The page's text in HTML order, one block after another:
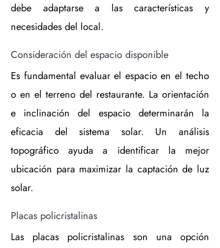
debe adaptarse a las características y
necesidades del local.
Consideración del espacio disponible
Es fundamental evaluar el espacio en el techo
o en el terreno del restaurante. La orientación
e inclinación del espacio determinarán la
eficacia del sistema solar. Un análisis
topográfico ayuda a identificar la mejor
ubicación para maximizar la captación de luz
solar.
Placas policristalinas
Las placas policristalinas son una opción